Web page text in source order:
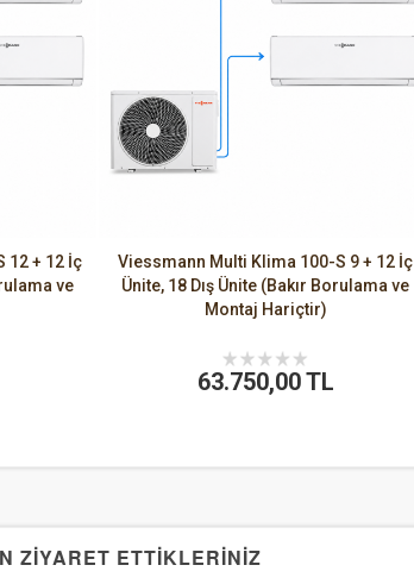
12 + 12 İç
ve
Viessmann Multi Klima 100-S 9 + 12 İç
Ünite, 18 Dış Ünite (Bakır Borulama ve
Montaj Hariçtir)
63.750,00 TL
ZİYARET ETTİKLERİNİZ